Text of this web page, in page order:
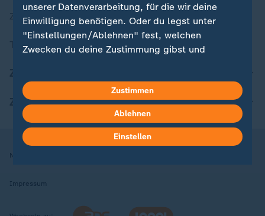
ZDFheute Stories
Themen im Überblick
ZDFheute Apps
Nutzungsbedingungen
Impressum
unserer Datenverarbeitung, für die wir deine
Einwilligung benötigen. Oder du legst unter
"Einstellungen/Ablehnen" fest, welchen
Zwecken du deine Zustimmung gibst und
in deinen Einstellungen widerrufen oder ändern.
Hier findest du das Impressum.
Weitere Informationen findest du in unserer
Datenschutzerklärung.
Zustimmen
Ablehnen
Einstellen